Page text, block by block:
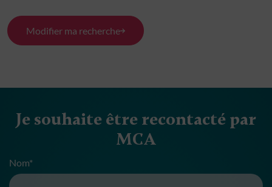
Modifier ma recherche
Je souhaite être recontacté par
MCA
Nom*